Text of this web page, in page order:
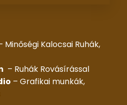
Minőségi Kalocsai Ruhák,
– Ruhák Rovásírással
– Grafikai munkák,